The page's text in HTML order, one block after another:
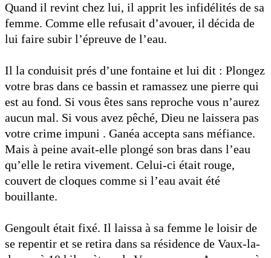
Quand il revint chez lui, il apprit les infidélités de sa
femme. Comme elle refusait d’avouer, il décida de
lui faire subir l’épreuve de l’eau.
Il la conduisit prés d’une fontaine et lui dit : Plongez
votre bras dans ce bassin et ramassez une pierre qui
est au fond. Si vous êtes sans reproche vous n’aurez
aucun mal. Si vous avez pêché, Dieu ne laissera pas
votre crime impuni . Ganéa accepta sans méfiance.
Mais à peine avait-elle plongé son bras dans l’eau
qu’elle le retira vivement. Celui-ci était rouge,
couvert de cloques comme si l’eau avait été
bouillante.
Gengoult était fixé. Il laissa à sa femme le loisir de
se repentir et se retira dans sa résidence de Vaux-la-